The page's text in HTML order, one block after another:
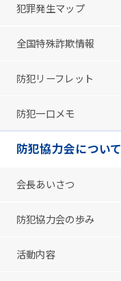
犯罪発生マップ
全国特殊詐欺情報
防犯リーフレット
防犯一口メモ
防犯協力会について
会長あいさつ
防犯協力会の歩み
活動内容